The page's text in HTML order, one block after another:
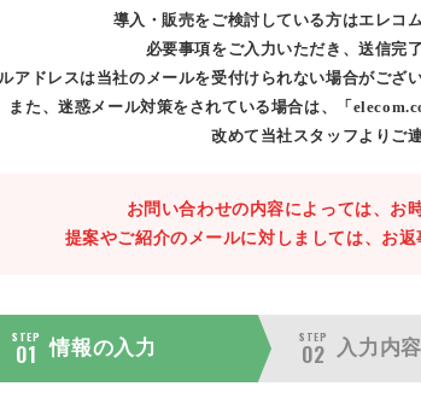
導入・販売をご検討している方はエレコ
必要事項をご入力いただき、送信完
アドレスは当社のメールを受付けられない場合がござ
また、迷惑メール対策をされている場合は、「
改めて当社スタッフよりご
お問い合わせの内容によっては、お
提案やご紹介のメールに対しましては、お
STEP
01 情報の入力
STEP
02 入力内